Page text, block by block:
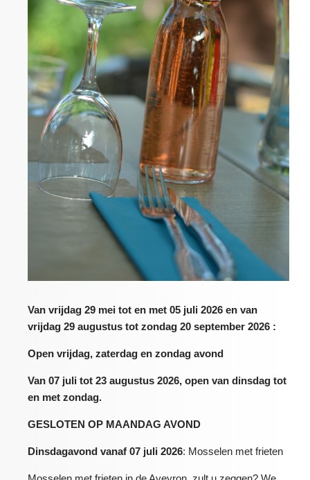
Van vrijdag 29 mei tot en met 05 juli 2026 en van
vrijdag 29 augustus tot zondag 20 september 2026 :
Open vrijdag, zaterdag en zondag avond
Van 07 juli tot 23 augustus 2026, open van dinsdag tot
en met zondag.
GESLOTEN OP MAANDAG AVOND
Dinsdagavond vanaf 07 juli 2026: Mosselen met frieten